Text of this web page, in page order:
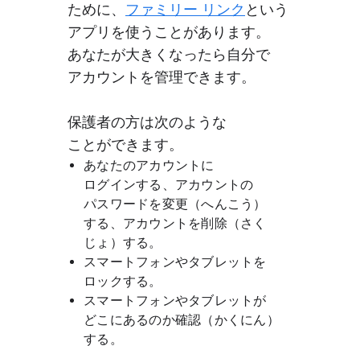
ために、 ​ファミリー リンク と​いう​
アプリを​使うことがあります。​
あなたが​大きくなったら​自分で​
アカウントを​管理できます。
保護者の​方は​次のような​
ことができます。
あなたの​アカウントに​
ログインする、​アカウントの​
パスワードを​変更​（へんこう）
する、​アカウントを​削除​（さく​
じょ）する。
スマートフォンや​タブレットを​
ロックする。
スマートフォンや​タブレットが​
どこに​あるのか確認​（かくにん）
する。